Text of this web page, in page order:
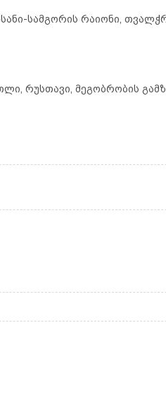
სამგორის რაიონი,
რუსთავი, მეგობრობის